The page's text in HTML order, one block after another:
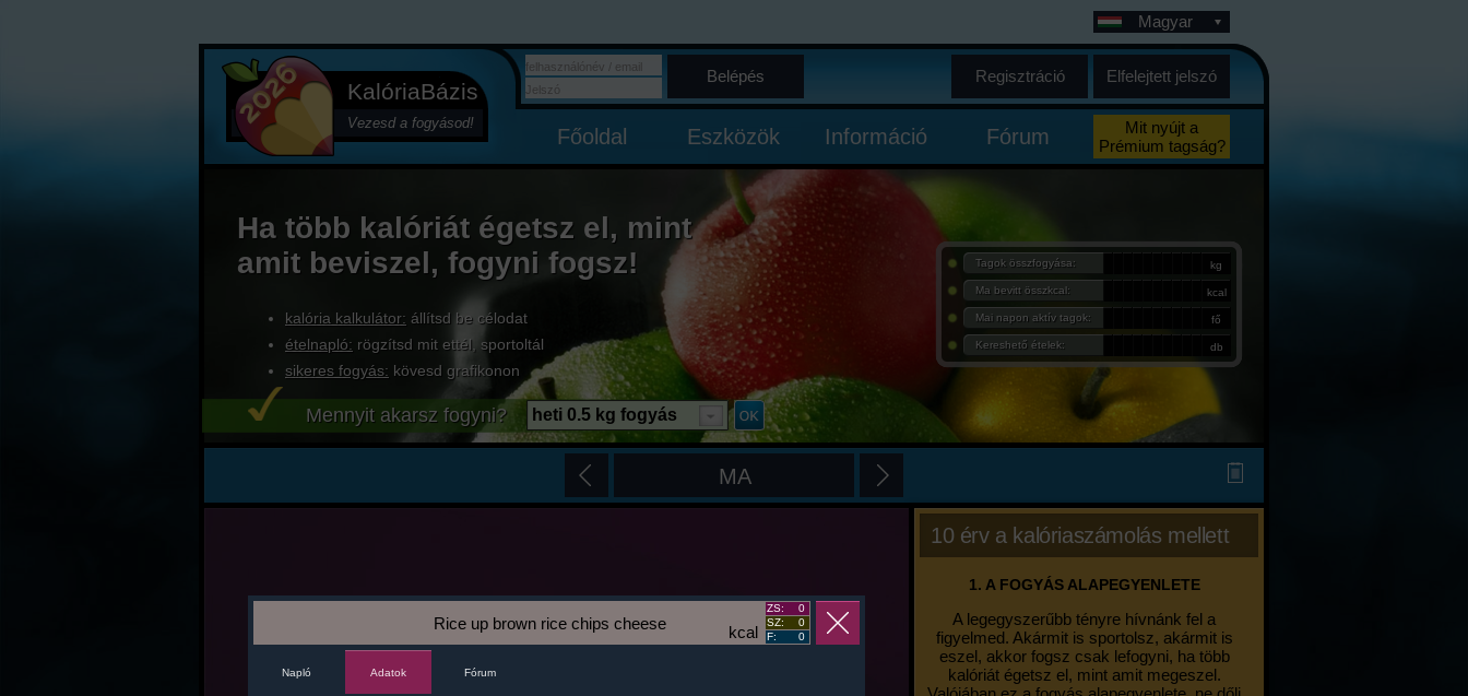
KalóriaBázis
Vezesd a fogyásod!
Magyar
Belépés Regisztráció Elfelejtett jelszó
Főoldal Eszközök Információ Fórum
Mit nyújt a
Prémium tagság?
Ha több kalóriát égetsz el, mint
amit beviszel, fogyni fogsz!
kalória kalkulátor: állítsd be célodat
ételnapló: rögzítsd mit ettél, sportoltál
sikeres fogyás: kövesd grafikonon
Tagok összfogyása: kg
Ma bevitt összkcal: kcal
Mai napon aktív tagok: fő
Kereshető ételek: db
Mennyit akarsz fogyni? heti 0.5 kg fogyás
MA
10 érv a kalóriaszámolás mellett
1. A FOGYÁS ALAPEGYENLETE
A legegyszerűbb tényre hívnánk fel a
figyelmed. Akármit is sportolsz, akármit is
eszel, akkor fogsz csak lefogyni, ha több
kalóriát égetsz el, mint amit megeszel.
kcal
Rice up brown rice chips cheese
ZS:
0
SZ:
0
F:
0
Napló Adatok Fórum